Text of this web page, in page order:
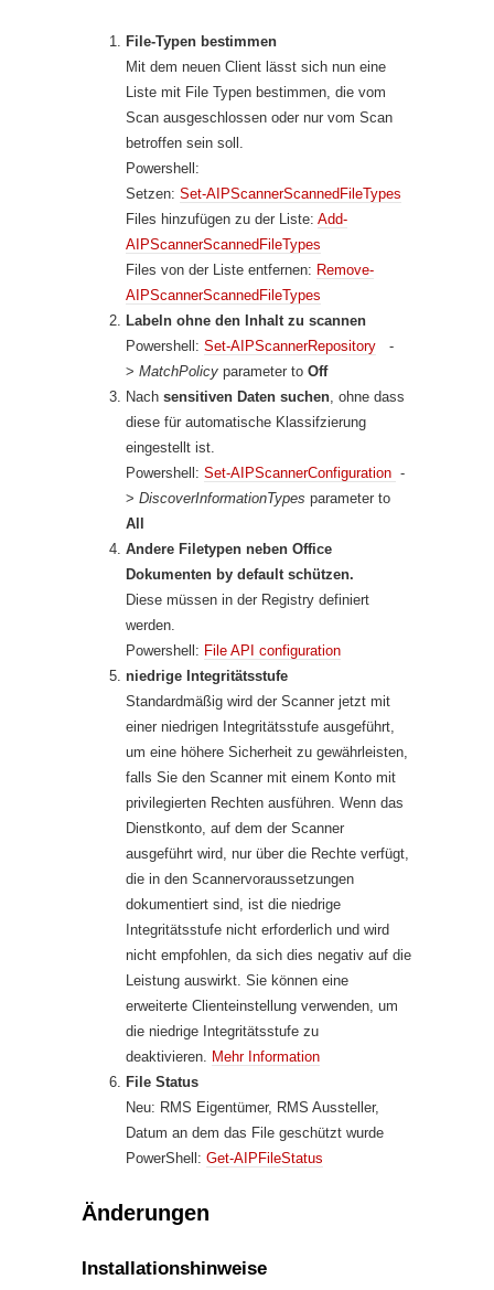
File-Typen bestimmen
Mit dem neuen Client lässt sich nun eine
Liste mit File Typen bestimmen, die vom
Scan ausgeschlossen oder nur vom Scan
betroffen sein soll.
Powershell:
Setzen: Set-AIPScannerScannedFileTypes
Files hinzufügen zu der Liste: Add-
AIPScannerScannedFileTypes
Files von der Liste entfernen: Remove-
AIPScannerScannedFileTypes
Labeln ohne den Inhalt zu scannen
Powershell: Set-AIPScannerRepository -
> MatchPolicy parameter to Off
Nach sensitiven Daten suchen, ohne dass
diese für automatische Klassifzierung
eingestellt ist.
Powershell: Set-AIPScannerConfiguration -
> DiscoverInformationTypes parameter to
All
Andere Filetypen neben Office
Dokumenten by default schützen.
Diese müssen in der Registry definiert
werden.
Powershell: File API configuration
niedrige Integritätsstufe
Standardmäßig wird der Scanner jetzt mit
einer niedrigen Integritätsstufe ausgeführt,
um eine höhere Sicherheit zu gewährleisten,
falls Sie den Scanner mit einem Konto mit
privilegierten Rechten ausführen. Wenn das
Dienstkonto, auf dem der Scanner
ausgeführt wird, nur über die Rechte verfügt,
die in den Scannervoraussetzungen
dokumentiert sind, ist die niedrige
Integritätsstufe nicht erforderlich und wird
nicht empfohlen, da sich dies negativ auf die
Leistung auswirkt. Sie können eine
erweiterte Clienteinstellung verwenden, um
die niedrige Integritätsstufe zu
deaktivieren. Mehr Information
File Status
Neu: RMS Eigentümer, RMS Aussteller,
Datum an dem das File geschützt wurde
PowerShell: Get-AIPFileStatus
Änderungen
Installationshinweise